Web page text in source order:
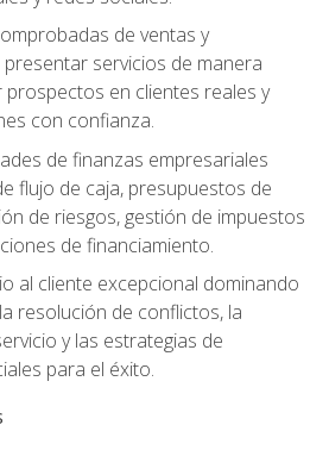
de ventas y
servicios de manera
prospectos en clientes reales y
con confianza.
de finanzas empresariales
flujo de caja, presupuestos de
de riesgos, gestión de impuestos
de financiamiento.
al cliente excepcional dominando
resolución de conflictos, la
y las estrategias de
para el éxito.